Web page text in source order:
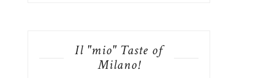
Il "mio" Taste of
Milano!